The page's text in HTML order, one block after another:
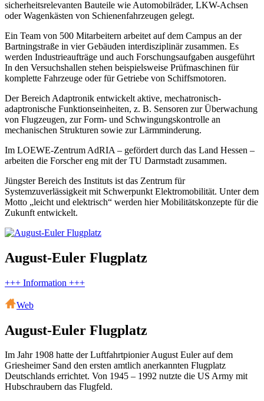
sicherheitsrelevanten Bauteile wie Automobilräder, LKW-Achsen
oder Wagenkästen von Schienenfahrzeugen gelegt.
Ein Team von 500 Mitarbeitern arbeitet auf dem Campus an der
Bartningstraße in vier Gebäuden interdisziplinär zusammen. Es
werden Industrieaufträge und auch Forschungsaufgaben ausgeführt
In den Versuchshallen stehen beispielsweise Prüfmaschinen für
komplette Fahrzeuge oder für Getriebe von Schiffsmotoren.
Der Bereich Adaptronik entwickelt aktive, mechatronisch-
adaptronische Funktionseinheiten, z. B. Sensoren zur Überwachung
von Flugzeugen, zur Form- und Schwingungskontrolle an
mechanischen Strukturen sowie zur Lärmminderung.
Im LOEWE-Zentrum AdRIA – gefördert durch das Land Hessen –
arbeiten die Forscher eng mit der TU Darmstadt zusammen.
Jüngster Bereich des Instituts ist das Zentrum für
Systemzuverlässigkeit mit Schwerpunkt Elektromobilität. Unter dem
Motto „leicht und elektrisch“ werden hier Mobilitätskonzepte für die
Zukunft entwickelt.
August-Euler Flugplatz
+++ Information +++
Web
August-Euler Flugplatz
Im Jahr 1908 hatte der Luftfahrtpionier August Euler auf dem
Griesheimer Sand den ersten amtlich anerkannten Flugplatz
Deutschlands errichtet. Von 1945 – 1992 nutzte die US Army mit
Hubschraubern das Flugfeld.